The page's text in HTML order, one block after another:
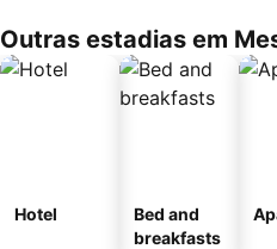
Outras estadias em
Hotel
Bed and
breakfasts